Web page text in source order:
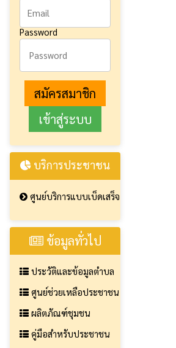
Password
สมัครสมาชิก
บริการประชาชน
ศูนย์บริการแบบเบ็ดเสร็จ
ข้อมูลทั่วไป
ประวัติและข้อมูลตำบล
ศูนย์ช่วยเหลือประชาชน
ผลิตภัณฑ์ชุมชน
คู่มือสำหรับประชาชน